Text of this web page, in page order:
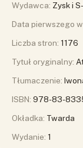
Wydawca: Zysk i
Data pierwszego
Liczba stron: 1176
Tytuł oryginalny:
Tłumaczenie:
ISBN: 978-83-
Okładka: Twarda
Wydanie: 1